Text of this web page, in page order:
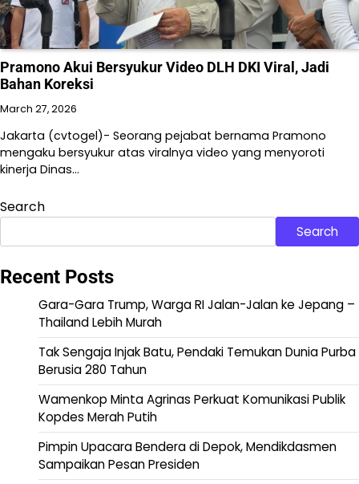
Pramono Akui Bersyukur Video DLH DKI Viral, Jadi
Bahan Koreksi
March 27, 2026
Jakarta (cvtogel)- Seorang pejabat bernama Pramono
mengaku bersyukur atas viralnya video yang menyoroti
kinerja Dinas…
Search
Search
Recent Posts
Gara-Gara Trump, Warga RI Jalan-Jalan ke Jepang –
Thailand Lebih Murah
Tak Sengaja Injak Batu, Pendaki Temukan Dunia Purba
Berusia 280 Tahun
Wamenkop Minta Agrinas Perkuat Komunikasi Publik
Kopdes Merah Putih
Pimpin Upacara Bendera di Depok, Mendikdasmen
Sampaikan Pesan Presiden